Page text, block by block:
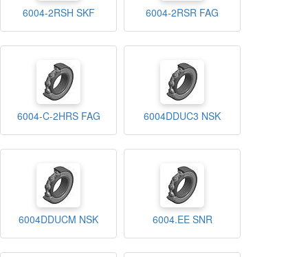
6004-2RSH SKF 6004-2RSR FAG
6004-C-2HRS FAG 6004DDUC3 NSK
6004DDUCM NSK 6004.EE SNR